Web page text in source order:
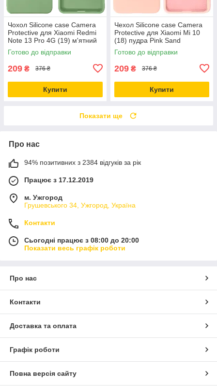
Чохол Silicone case Camera
Protective для Xiaomi Redmi
Note 13 Pro 4G (19) м'ятний
Mint
Готово до відправки
209 ₴ 376 ₴
Купити
Чехол Silicone case Camera
Protective для Xiaomi Mi 10
(18) пудра Pink Sand
Готово до відправки
209 ₴ 376 ₴
Купити
Показати ще
Про нас
94% позитивних з 2384 відгуків за рік
Працює з 17.12.2019
м. Ужгород
Грушевського 34, Ужгород, Україна
Контакти
Сьогодні працює з 08:00 до 20:00
Показати весь графік роботи
Про нас
Контакти
Доставка та оплата
Графік роботи
Повна версія сайту